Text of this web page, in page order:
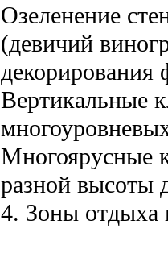
Озеленение
(девичий
декорирования
Вертикальные
Многоярусные
разной высоты
4. Зоны отдыха